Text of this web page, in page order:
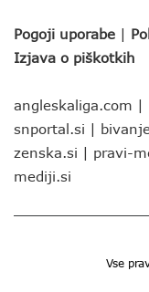
Pogoji uporabe |
Izjava o piškotkih
angleskaliga.com |
snportal.si |
zenska.si | pravi-
mediji.si
Vse